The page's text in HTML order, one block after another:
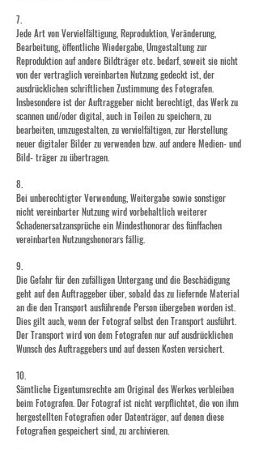
7.
Jede Art von Vervielfältigung, Reproduktion, Veränderung,
Bearbeitung, öffentliche Wiedergabe, Umgestaltung zur
Reproduktion auf andere Bildträger etc. bedarf, soweit sie nicht
von der vertraglich vereinbarten Nutzung gedeckt ist, der
ausdrücklichen schriftlichen Zustimmung des Fotografen.
Insbesondere ist der Auftraggeber nicht berechtigt, das Werk zu
scannen und/oder digital, auch in Teilen zu speichern, zu
bearbeiten, umzugestalten, zu vervielfältigen, zur Herstellung
neuer digitaler Bilder zu verwenden bzw. auf andere Medien- und
Bild- träger zu übertragen.
8.
Bei unberechtigter Verwendung, Weitergabe sowie sonstiger
nicht vereinbarter Nutzung wird vorbehaltlich weiterer
Schadenersatzansprüche ein Mindesthonorar des fünffachen
vereinbarten Nutzungshonorars fällig.
9.
Die Gefahr für den zufälligen Untergang und die Beschädigung
geht auf den Auftraggeber über, sobald das zu liefernde Material
an die den Transport ausführende Person übergeben worden ist.
Dies gilt auch, wenn der Fotograf selbst den Transport ausführt.
Der Transport wird von dem Fotografen nur auf ausdrücklichen
Wunsch des Auftraggebers und auf dessen Kosten versichert.
10.
Sämtliche Eigentumsrechte am Original des Werkes verbleiben
beim Fotografen. Der Fotograf ist nicht verpflichtet, die von ihm
hergestellten Fotografien oder Datenträger, auf denen diese
Fotografien gespeichert sind, zu archivieren.